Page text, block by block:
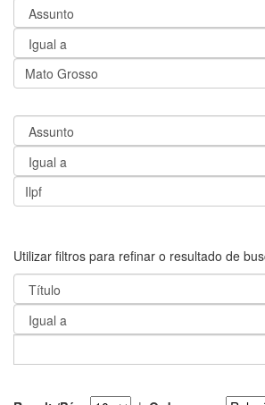
Utilizar filtros para refinar o resultado de